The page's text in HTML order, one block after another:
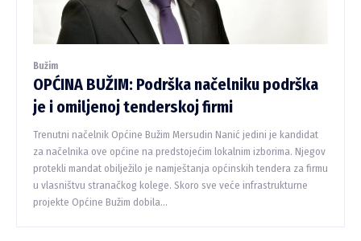
Bužim
OPĆINA BUŽIM: Podrška načelniku podrška
je i omiljenoj tenderskoj firmi
Trenutni načelnik Općine Bužim Mersudin Nanić jedini je kandidat
za načelnika ove općine na predstojećim lokalnim izborima. Njegov
protekli mandat obilježilo je namještanja općinskih tendera za firmu
u vlasništvu stranačkog kolege. Skoro sve veće infrastrukturne
projekte Općine Bužim dobila...